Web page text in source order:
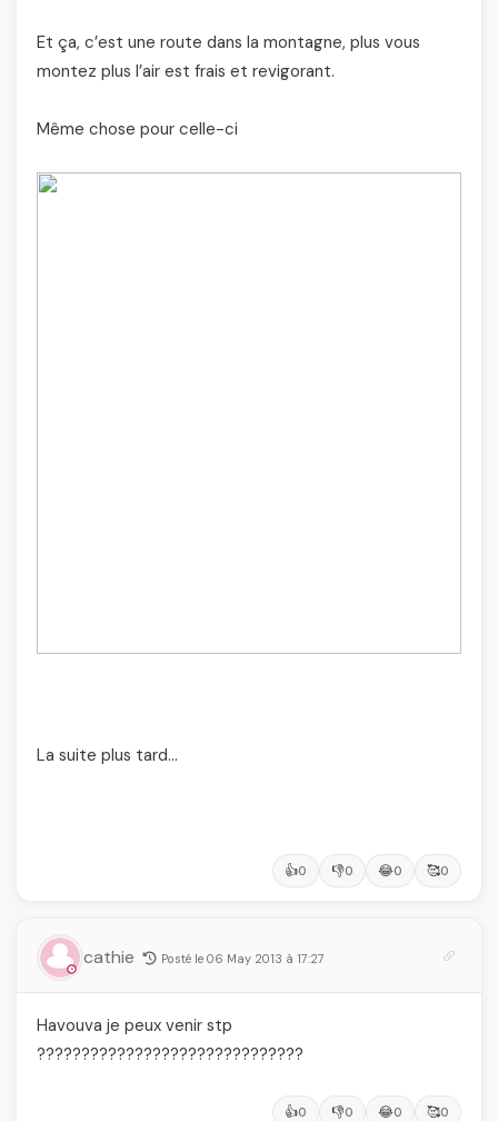
Et ça, c’est une route dans la montagne, plus vous
montez plus l’air est frais et revigorant.
Même chose pour celle-ci
La suite plus tard…
👍0 👎0 😂0 🥰0
cathie Posté le 06 May 2013 à 17:27
Havouva je peux venir stp
??????????????????????????????
👍0 👎0 😂0 🥰0